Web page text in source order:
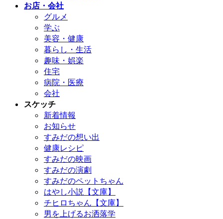
お店・会社
グルメ
学ぶ
美容・健康
暮らし・生活
趣味・娯楽
住宅
病院・医療
会社
スケッチ
新着情報
お知らせ
すみだの想い出
健康レシピ
すみだの映画
すみだの演劇
すみだのペットちゃん
はやし小説【文庫】
チヒロちゃん【文庫】
男を上げるお洒落学